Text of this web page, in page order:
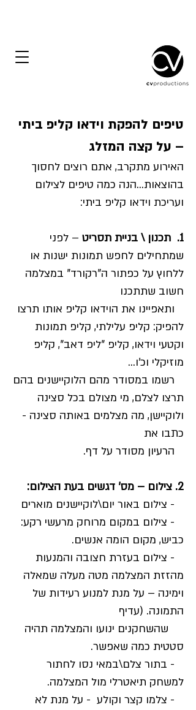
טיפים להפקת וידאו קליפ ביתי
– על קצה המזלג
האירוע מתקרב, אתם רוצים לחסוך
בהוצאות...הנה כמה טיפים לצילום
ועריכת וידאו קליפ ביתי:
1. תכנון \ בניית תסריט
– לפני
שמתחילים לחפש תמונות ישנות או
ללחוץ על כפתור ה"רקורד" במצלמה
חשוב שתתכנו
ותאפיינו את הוידאו קליפ אותו תרצו
להפיק: קליפ עלילתי, קליפ תמונות
וקטעי וידאו, קליפ "ליפ דאב", קליפ
מוזיקלי וכ'ו...
רשמו במסודר מהם הלוקיישנים בהם
תרצו לצלם, מי מצולם בכל סצינה
ולוקיישן, מה מצלמים באותה סצינה -
כתבו את
הרעיון מסודר על דף.
2. צילום – מס' דגשים בעת הצילום:
- צילום באור יום\לוקיישנים מוארים
- צילום במקום מרוחק מרעשי רקע:
כביש, מקום הומה אנשים.
- צילום בעזרת חצובה והמנעות
מהזזת המצלמה מטה מעלה שמאלה
וימינה – על מנת למנוע רעידות של
התמונה. (עדיף
שהשחקנים ינועו והמצלמה תהיה
סטטית כמה שאפשר.
- בתור צלם\במאי נסו לחתור
למשחק תיאטרלי מול המצלמה.
- צלמו קצר וקולע - על מנת לא